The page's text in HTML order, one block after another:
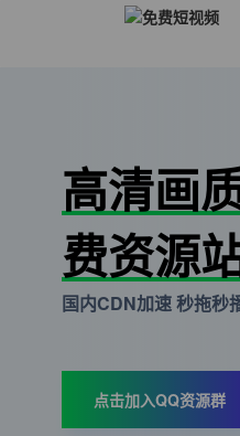
高清画
费资源
国内CDN加速 秒拖秒
点击加入QQ资源群